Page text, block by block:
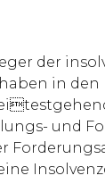
der
in den
und